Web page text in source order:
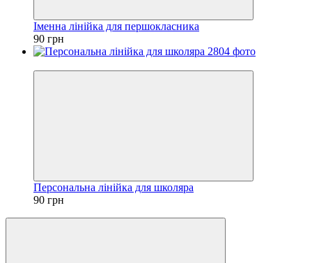
Іменна лінійка для першокласника
90 грн
Персональна лінійка для школяра
90 грн